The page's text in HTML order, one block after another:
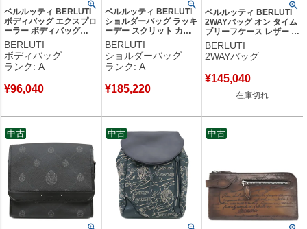
ベルルッティ BERLUTI
ボディバッグ エクスプロ
ーラー ボディバッグ
PVCコーティングキャン
バス ヴェネチアンレザー
ブラック シルバー金具
黒 【中古】中古美品
BERLUTI
ボディバッグ
ランク: A
¥96,040
ベルルッティ BERLUTI
ショルダーバッグ ラッキ
ーデー スクリット カリ
グラフィ レザー ナイロ
ン ブラウン×ブルー シル
バー金具 茶 青 メッセン
ジャー 斜め掛け 【中
BERLUTI
ショルダーバッグ
ランク: A
¥185,220
ベルルッティ BERLUTI
2WAYバッグ オン タイム
ブリーフケース レザー ヴ
ェネチアカーフレザー ブ
ラック シルバー金具 黒
ビジネスバッグ ショルダ
BERLUTI
2WAYバッグ
¥145,040
在庫切れ
中古 中古 中古